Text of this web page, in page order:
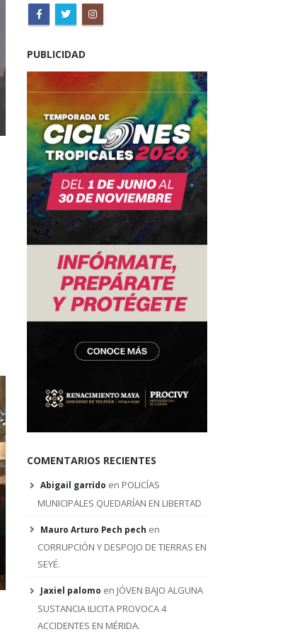
PUBLICIDAD
COMENTARIOS RECIENTES
Abigail garrido en POLICÍAS
MUNICIPALES QUEDARÍAN EN LIBERTAD
Mauro Arturo Pech pech en
CORRUPCIÓN Y DESPOJO DE TIERRAS EN
SEYÉ.
Jaxiel palomo en JÓVEN BAJO ALGUNA
SUSTANCIA ILICITA PROVOCA 4
ACCIDENTES EN MÉRIDA.